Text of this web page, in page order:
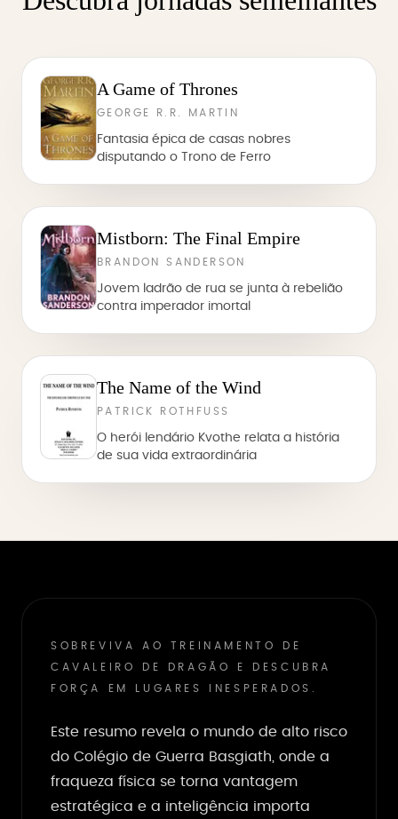
A Game of Thrones
GEORGE R.R. MARTIN
Fantasia épica de casas nobres
disputando o Trono de Ferro
Mistborn: The Final Empire
BRANDON SANDERSON
Jovem ladrão de rua se junta à rebelião
contra imperador imortal
The Name of the Wind
PATRICK ROTHFUSS
O herói lendário Kvothe relata a história
de sua vida extraordinária
SOBREVIVA AO TREINAMENTO DE
CAVALEIRO DE DRAGÃO E DESCUBRA
FORÇA EM LUGARES INESPERADOS.
Este resumo revela o mundo de alto risco
do Colégio de Guerra Basgiath, onde a
fraqueza física se torna vantagem
estratégica e a inteligência importa